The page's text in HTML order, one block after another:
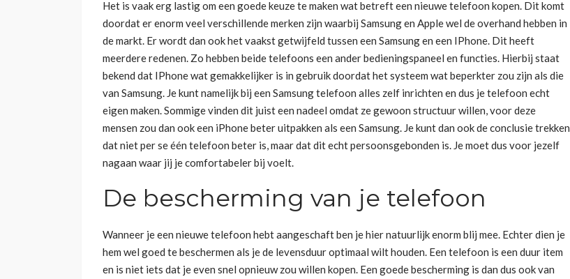
Het is vaak erg lastig om een goede keuze te maken wat betreft een nieuwe telefoon kopen. Dit komt
doordat er enorm veel verschillende merken zijn waarbij Samsung en Apple wel de overhand hebben in
de markt. Er wordt dan ook het vaakst getwijfeld tussen een Samsung en een IPhone. Dit heeft
meerdere redenen. Zo hebben beide telefoons een ander bedieningspaneel en functies. Hierbij staat
bekend dat IPhone wat gemakkelijker is in gebruik doordat het systeem wat beperkter zou zijn als die
van Samsung. Je kunt namelijk bij een Samsung telefoon alles zelf inrichten en dus je telefoon echt
eigen maken. Sommige vinden dit juist een nadeel omdat ze gewoon structuur willen, voor deze
mensen zou dan ook een iPhone beter uitpakken als een Samsung. Je kunt dan ook de conclusie trekken
dat niet per se één telefoon beter is, maar dat dit echt persoonsgebonden is. Je moet dus voor jezelf
nagaan waar jij je comfortabeler bij voelt.
De bescherming van je telefoon
Wanneer je een nieuwe telefoon hebt aangeschaft ben je hier natuurlijk enorm blij mee. Echter dien je
hem wel goed te beschermen als je de levensduur optimaal wilt houden. Een telefoon is een duur item
en is niet iets dat je even snel opnieuw zou willen kopen. Een goede bescherming is dan dus ook van